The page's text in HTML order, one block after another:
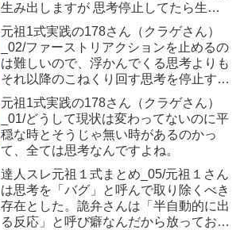
生み出しますが 思考停止してたら生ま
れる瞬間が分かるようになります。
元祖1式実践の178さん（クラゲさん）
_02/ファーストリアクションを止めるの
は難しいので、浮かんでくる思考よりも
それ以降のこねくり回す思考を停止する
感じ
元祖1式実践の178さん（クラゲさん）
_01/どうして現状は変わってないのに平
穏な時とそうじゃ無い時があるのかっ
て、全ては思考なんですよね。
達人スレ元祖１式まとめ_05/元祖１さん
は思考を「バグ」と呼んで取り除くべき
存在とした。詭弁さんは「半自動的に出
る反応」と呼び癖なんだから放っておけ